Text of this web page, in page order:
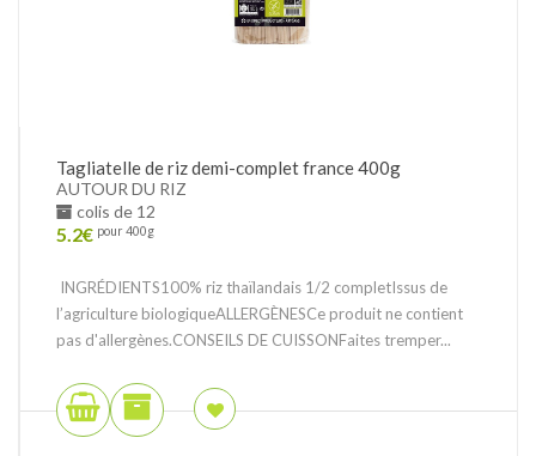
Tagliatelle de riz demi-complet france 400g
AUTOUR DU RIZ
colis de 12
5.2€ pour 400g
INGRÉDIENTS100% riz thaïlandais 1/2 completIssus de
l’agriculture biologiqueALLERGÈNESCe produit ne contient
pas d'allergènes.CONSEILS DE CUISSONFaites tremper...